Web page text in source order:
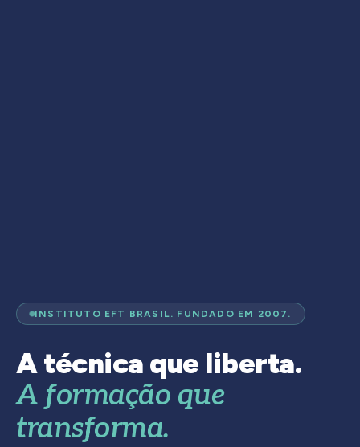
INSTITUTO EFT BRASIL. FUNDADO EM 2007.
A técnica que liberta.
A formação que
transforma.